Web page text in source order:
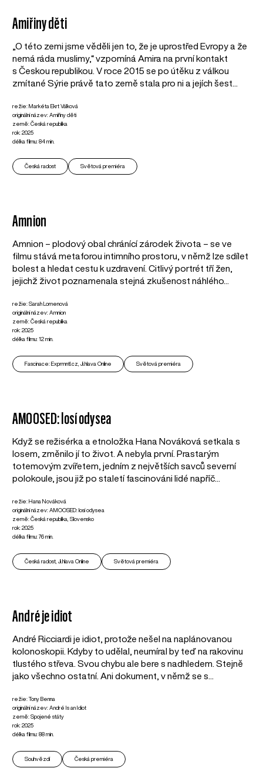
Amiřiny děti
„O této zemi jsme věděli jen to, že je uprostřed Evropy a že
nemá ráda muslimy,“ vzpomíná Amira na první kontakt
s Českou republikou. V roce 2015 se po útěku z válkou
zmítané Sýrie právě tato země stala pro ni a jejích šest...
režie: Markéta Ekrt Válková
originální název: Amiřiny děti
země: Česká republika
rok: 2025
délka filmu: 84 min.
Česká radost Světová premiéra
Amnion
Amnion – plodový obal chránící zárodek života – se ve
filmu stává metaforou intimního prostoru, v němž lze sdílet
bolest a hledat cestu k uzdravení. Citlivý portrét tří žen,
jejichž život poznamenala stejná zkušenost náhlého...
režie: Sarah Lomenová
originální název: Amnion
země: Česká republika
rok: 2025
délka filmu: 12 min.
Fascinace: Exprmntl.cz, Ji.hlava Online Světová premiéra
AMOOSED: losí odysea
Když se režisérka a etnoložka Hana Nováková setkala s
losem, změnilo jí to život. A nebyla první. Prastarým
totemovým zvířetem, jedním z největších savců severní
polokoule, jsou již po staletí fascinováni lidé napříč...
režie: Hana Nováková
originální název: AMOOSED: losí odysea
země: Česká republika, Slovensko
rok: 2025
délka filmu: 76 min.
Česká radost, Ji.hlava Online Světová premiéra
André je idiot
André Ricciardi je idiot, protože nešel na naplánovanou
kolonoskopii. Kdyby to udělal, neumíral by teď na rakovinu
tlustého střeva. Svou chybu ale bere s nadhledem. Stejně
jako všechno ostatní. Ani dokument, v němž se s...
režie: Tony Benna
originální název: André Is an Idiot
země: Spojené státy
rok: 2025
délka filmu: 88 min.
Souhvězdí Česká premiéra